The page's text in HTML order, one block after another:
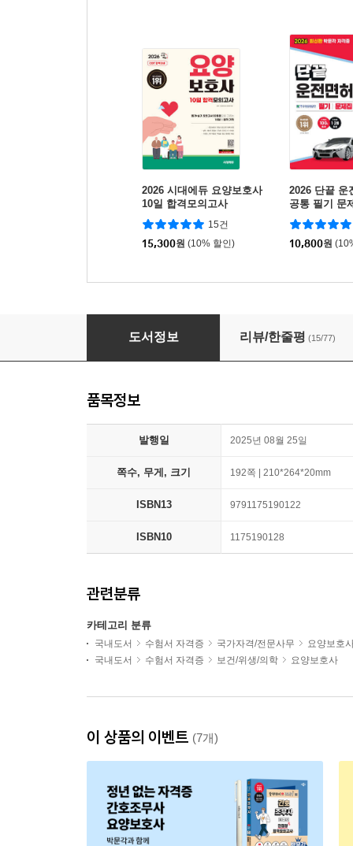
2026 시대에듀 요양보호사
10일 합격모의고사
15건
15,300원 (10% 할인)
2026 단끝 운
공통 필기 문
10,800원
2026 박문각 취밥러 요양보호사 5일 완성 핵심
도서정보 리뷰/한줄평 (15/77)
품목정보
발행일 2025년 08월 25일
쪽수, 무게, 크기 192쪽 | 210*264*20mm
ISBN13 9791175190122
ISBN10 1175190128
관련분류
카테고리 분류
국내도서 수험서 자격증 국가자격/전문사무
요양보호
국내도서
수험서 자격증 보건/위생/의학 요양보호사
이 상품의 이벤트 (7개)